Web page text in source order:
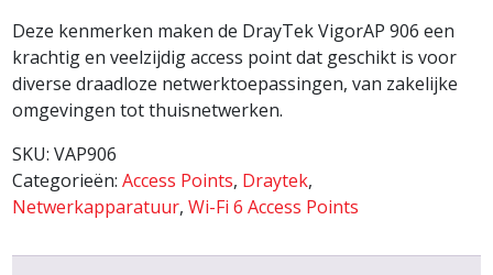
Deze kenmerken maken de DrayTek VigorAP 906 een
krachtig en veelzijdig access point dat geschikt is voor
diverse draadloze netwerktoepassingen, van zakelijke
omgevingen tot thuisnetwerken.
SKU:VAP906
Categorieën:Access Points, Draytek,
Netwerkapparatuur,Wi-Fi 6 Access Points